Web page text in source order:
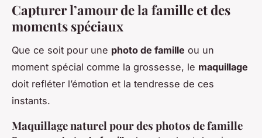
Capturer l’amour de la famille et des
moments spéciaux
Que ce soit pour une photo de famille ou un
moment spécial comme la grossesse, le maquillage
doit refléter l’émotion et la tendresse de ces
instants.
Maquillage naturel pour des photos de famille